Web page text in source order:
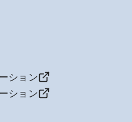
ション
ション